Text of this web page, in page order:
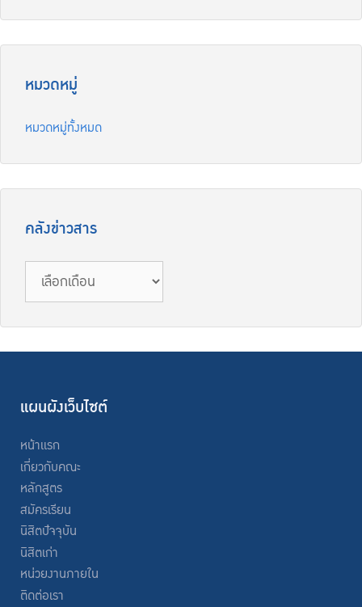
หมวดหมู่
หมวดหมู่ทั้งหมด
คลังข่าวสาร
ข่าวสาร
แผนผังเว็บไซต์
หน้าแรก
เกี่ยวกับคณะ
หลักสูตร
สมัครเรียน
นิสิตปัจจุบัน
นิสิตเก่า
หน่วยงานภายใน
ติดต่อเรา